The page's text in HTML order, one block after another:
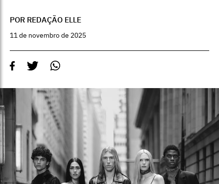
POR REDAÇÃO ELLE
11 de novembro de 2025